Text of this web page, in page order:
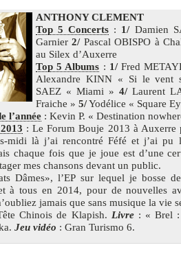
ANTHONY CLEMENT
Top 5 Concerts : 1/Damien
Garnier2/Pascal OBISPO à
au Silex d’Auxerre
Top 5 Albums : 1/Fred
Alexandre KINN « Si le
SAEZ « Miami » 4/Laurent
Fraiche » 5/Yodélice « Square
l’année : Kevin P. « Destination
: Le Forum Bouje 2013 à Auxerre
midi là j’ai rencontré Féfé et j’ai
chaque fois que je joue est d’une
mes chansons devant un public.
Dâmes», l’EP sur lequel je bosse
à tous en 2014, pour de nouvelles
jamais que sans musique la vie
Chinois de Klapish. Livre: « Brel :
Jeu vidéo : Gran Turismo 6.